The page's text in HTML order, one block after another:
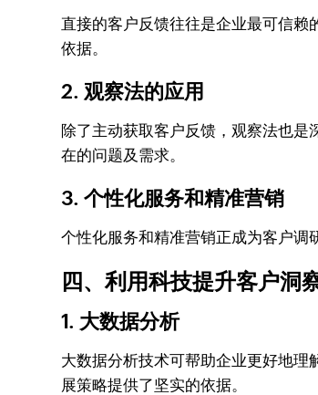
直接的客户反馈往往是企业最可信
依据。
2. 观察法的应用
除了主动获取客户反馈，观察法也
在的问题及需求。
3. 个性化服务和精准营销
个性化服务和精准营销正成为客户调
四、利用科技提升客户洞
1. 大数据分析
大数据分析技术可帮助企业更好地
展策略提供了坚实的依据。